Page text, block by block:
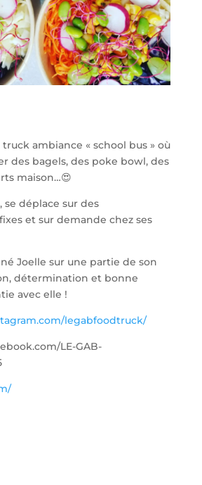
ambiance « school bus » où
des bagels, des poke bowl, des
maison…😍
se déplace sur des
et sur demande chez ses
Joelle sur une partie de son
détermination et bonne
avec elle !
legabfoodtruck/
LE-GAB-